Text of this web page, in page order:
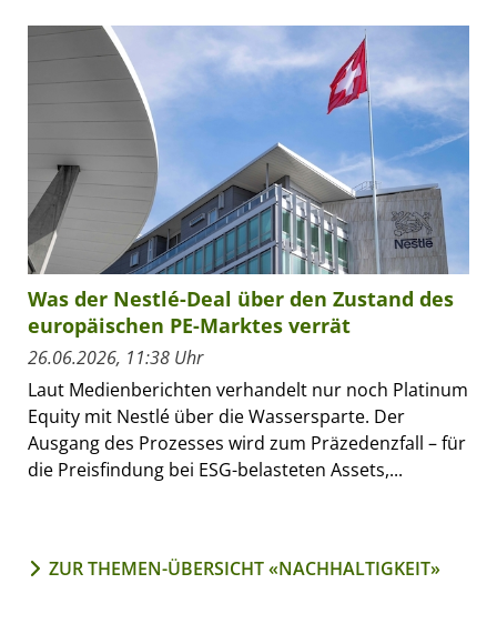
Was der Nestlé-Deal über den Zustand des
europäischen PE-Marktes verrät
26.06.2026, 11:38 Uhr
Laut Medienberichten verhandelt nur noch Platinum
Equity mit Nestlé über die Wassersparte. Der
Ausgang des Prozesses wird zum Präzedenzfall – für
die Preisfindung bei ESG-belasteten Assets,...
ZUR THEMEN-ÜBERSICHT «NACHHALTIGKEIT»